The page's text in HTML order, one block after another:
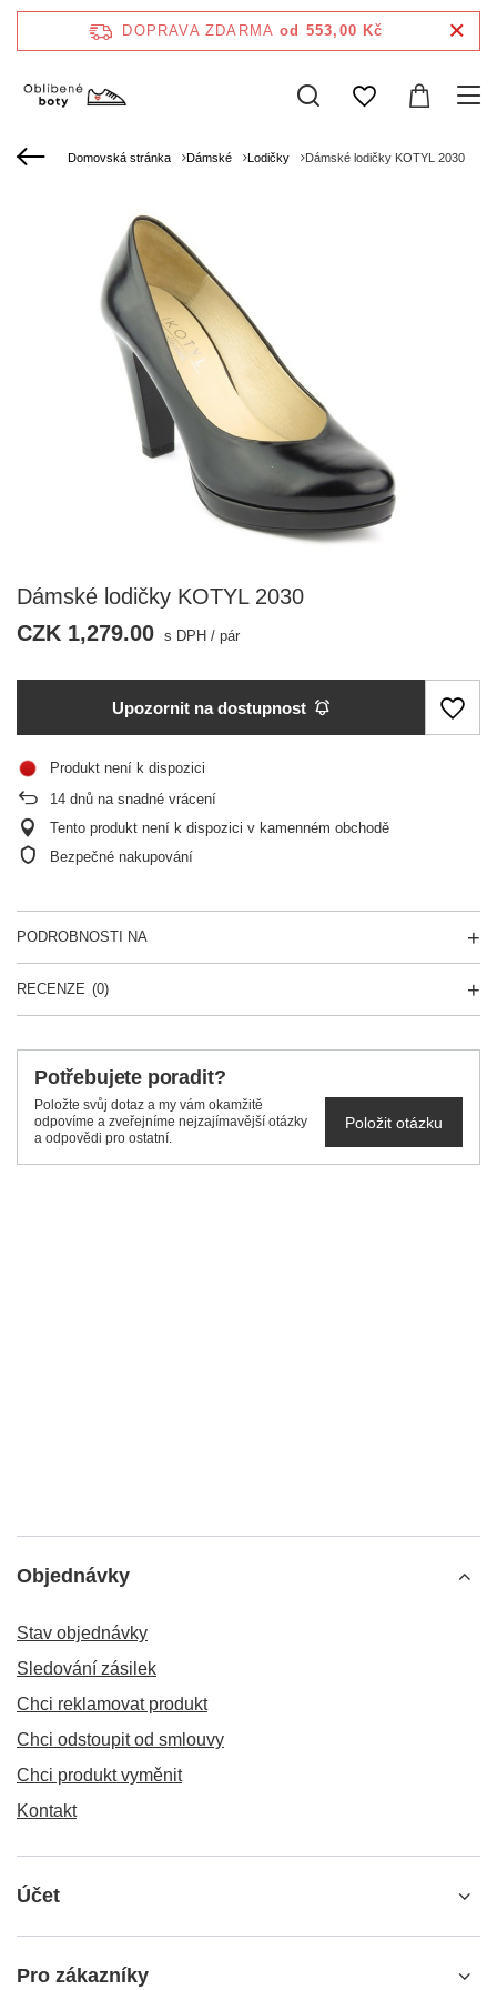
DOPRAVA ZDARMA od 553,00 Kč
Domovská stránka Dámské Lodičky Dámské lodičky KOTYL 2030
Dámské lodičky KOTYL 2030
CZK 1,279.00 s DPH / pár
Upozornit na dostupnost
Produkt není k dispozici
14 dnů na snadné vrácení
Tento produkt není k dispozici v kamenném obchodě
Bezpečné nakupování
PODROBNOSTI NA
RECENZE (0)
Potřebujete poradit?
Položte svůj dotaz a my vám okamžitě
odpovíme a zveřejníme nejzajímavější otázky
a odpovědi pro ostatní.
Položit otázku
Objednávky
Stav objednávky
Sledování zásilek
Chci reklamovat produkt
Chci odstoupit od smlouvy
Chci produkt vyměnit
Kontakt
Účet
Pro zákazníky